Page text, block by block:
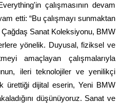
çalışmasının devam
etti: “Bu çalışmayı sunmaktan
Sanat Koleksiyonu, BMW
yönelik. Duyusal, fiziksel ve
amaçlayan çalışmalarıyla
ileri teknolojiler ve yenilikçi
ürettiği dijital eserin, Yeni BMW
düşünüyoruz. Sanat ve